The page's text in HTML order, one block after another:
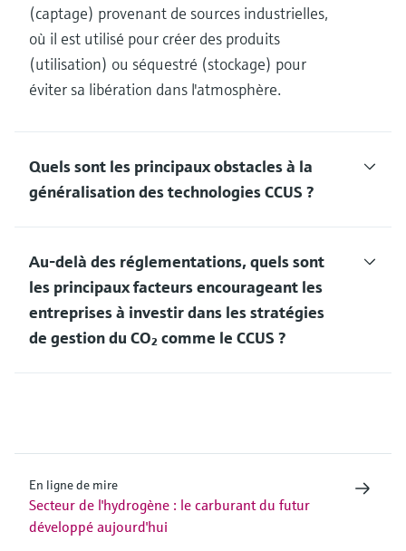
(captage) provenant de sources industrielles,
où il est utilisé pour créer des produits
(utilisation) ou séquestré (stockage) pour
éviter sa libération dans l'atmosphère.
Quels sont les principaux obstacles à la
généralisation des technologies CCUS ?
Au-delà des réglementations, quels sont
les principaux facteurs encourageant les
entreprises à investir dans les stratégies
de gestion du CO₂ comme le CCUS ?
En ligne de mire
Secteur de l'hydrogène : le carburant du futur
développé aujourd'hui